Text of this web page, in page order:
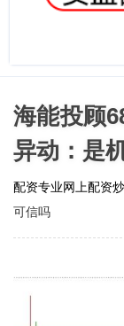
海能投顾
异动：是
配资专业网上配资
可信吗